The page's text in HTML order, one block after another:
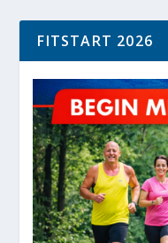
FITSTART 2026